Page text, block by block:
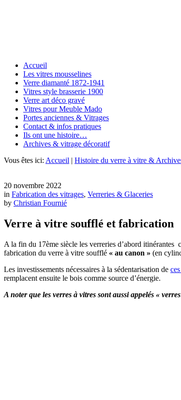
Accueil
Les vitres mousselines
Verre diamanté 1872-1941
Vitres style brasserie 1900
Verre art déco gravé
Vitres pour Meuble Mado
Portes anciennes & Vitrages
Contact & infos pratiques
Ils ont une histoire…
Archives & vitrage décoratif
Vous êtes ici: Accueil | Histoire du verre à vitre &
20 novembre 2022
in Fabrication des vitrages, Verreries & Glaceries
by Christian Fournié
Verre à vitre soufflé et fabrication
A la fin du 17ème siècle les verreries d’abord itinérantes
fabrication du verre à vitre soufflé « au canon » (en
Les investissements nécessaires à la sédentarisation de
remplacent ensuite le bois comme source d’énergie.
A noter que les verres à vitres sont aussi appelés «